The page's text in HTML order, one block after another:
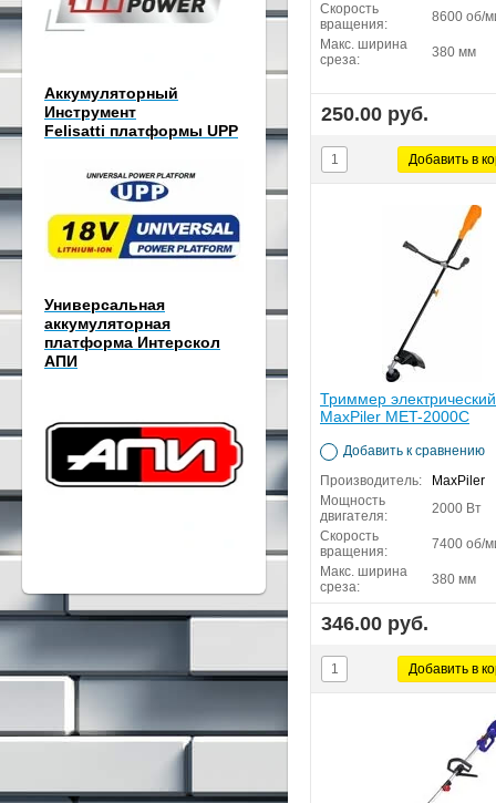
Аккумуляторный
Инструмент
Felisatti платформы UPP
Универсальная
аккумуляторная
платформа Интерскол
АПИ
Скорость
вращения:
8600 об/
Макс. ширина
среза:
380 мм
250.00 руб.
Триммер электрический
MaxPiler MET-2000C
Добавить к сравнению
Производитель:
MaxPiler
Мощность
двигателя:
2000 Вт
Скорость
вращения:
7400 об/
Макс. ширина
среза:
380 мм
346.00 руб.